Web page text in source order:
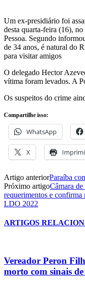
Um ex-presidiário foi
desta quarta-feira (16),
Pessoa. Segundo
de 34 anos, é natural do
para visitar amigos
O delegado Hector
vítima foram levados. A
Os suspeitos do crime
Compartilhe isso:
WhatsApp
X
Artigo anteriorParaíba
Próximo artigoCâmara
requerimentos e confirma
LDO 2022
ARTIGOS
Vereador Peron
morto com sinais